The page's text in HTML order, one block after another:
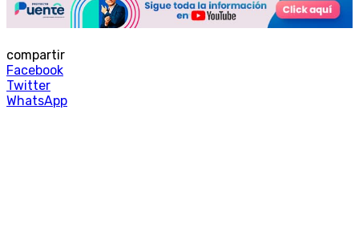
compartir
Facebook
Twitter
WhatsApp